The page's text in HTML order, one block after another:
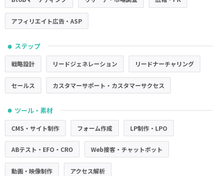
アフィリエイト広告・ASP
● ステップ
戦略設計 リードジェネレーション リードナーチャリング
セールス カスタマーサポート・カスタマーサクセス
● ツール・素材
CMS・サイト制作 フォーム作成 LP制作・LPO
ABテスト・EFO・CRO Web接客・チャットボット
動画・映像制作 アクセス解析